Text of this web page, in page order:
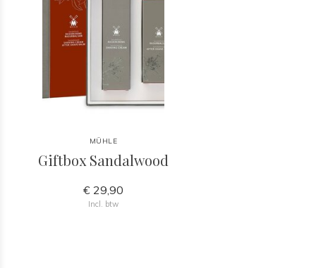
MÜHLE
Giftbox Sandalwood
€ 29,90
Incl. btw